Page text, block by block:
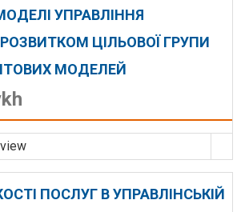
УПРАВЛІННЯ
ЦІЛЬОВОЇ ГРУПИ
МОДЕЛЕЙ
ПОСЛУГ В УПРАВЛІНСЬКІЙ